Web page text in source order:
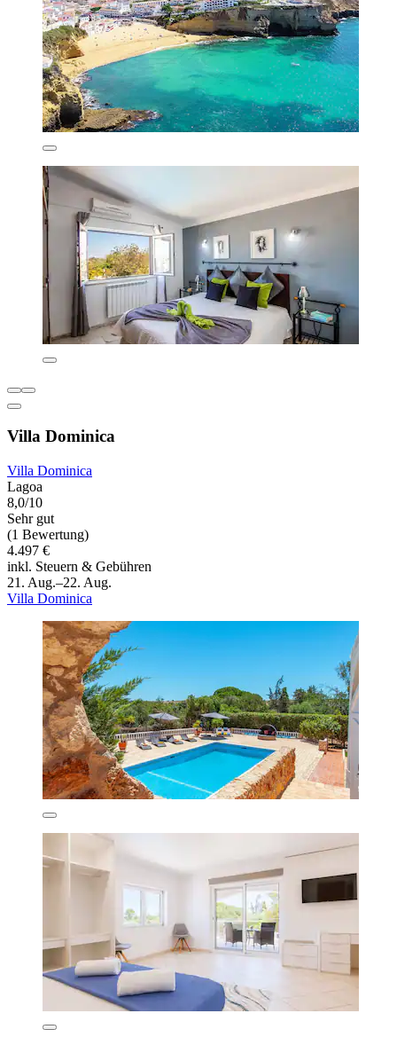
Villa Dominica
Villa Dominica
Lagoa
8,0/10
Sehr gut
(1 Bewertung)
4.497 €
inkl. Steuern & Gebühren
21. Aug.–22. Aug.
Villa Dominica